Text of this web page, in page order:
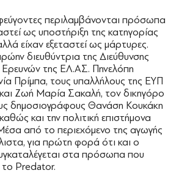
περιλαμβάνονται πρόσωπα
ως υποστήριξη της κατηγορίας
είχαν εξεταστεί ως μάρτυρες.
διευθύντρια της Διεύθυνσης
Ερευνών της ΕΛ.ΑΣ. Πηνελόπη
Πρίμπα, τους υπαλλήλους της ΕΥΠ
Ζωή Μαρία Σακαλή, τον δικηγόρο
δημοσιογράφους Θανάση Κουκάκη
και την πολιτική επιστήμονα
από το περιεχόμενο της αγωγής
για πρώτη φορά ότι και ο
στα πρόσωπα που
το Predator.